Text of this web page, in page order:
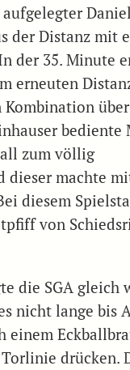
der Distanz mit
der 35. Minute
erneuten
Kombination über
bediente
zum völlig
dieser machte
diesem
von
die SGA gleich
nicht lange bis
einem
drücken.